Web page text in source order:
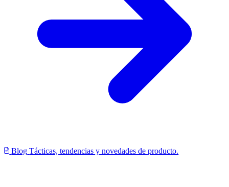
Blog Tácticas, tendencias y novedades de producto.